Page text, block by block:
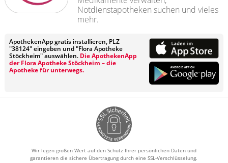
Notdienstapotheken suchen und vieles
mehr.
ApothekenApp gratis installieren, PLZ
"38124" eingeben und "Flora Apotheke
Stöckheim" auswählen. Die ApothekenApp
der Flora Apotheke Stöckheim – die
Apotheke für unterwegs.
Wir legen großen Wert auf den Schutz Ihrer persönlichen Daten und
garantieren die sichere Übertragung durch eine SSL-Verschlüsselung.